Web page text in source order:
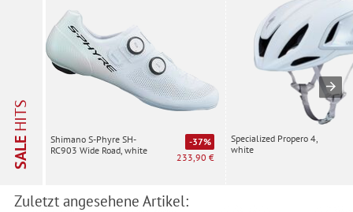
SALE
HITS
Shimano S-Phyre SH-
RC903 Wide Road, white
-37%
233,90 €
Specialized Propero 4,
white
Zuletzt angesehene Artikel: